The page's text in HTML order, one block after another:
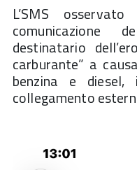
L’SMS
comunicazione
destinatario
carburante” a
benzina e
collegamento